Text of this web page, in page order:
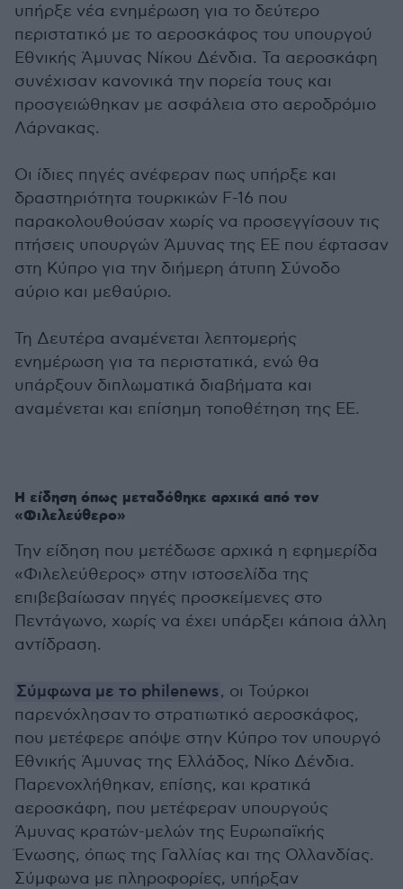
υπήρξε νέα ενημέρωση για το δεύτερο
περιστατικό με το αεροσκάφος του υπουργού
Εθνικής Άμυνας Νίκου Δένδια. Τα αεροσκάφη
συνέχισαν κανονικά την πορεία τους και
προσγειώθηκαν με ασφάλεια στο αεροδρόμιο
Λάρνακας.
Οι ίδιες πηγές ανέφεραν πως υπήρξε και
δραστηριότητα τουρκικών F-16 που
παρακολουθούσαν χωρίς να προσεγγίσουν τις
πτήσεις υπουργών Άμυνας της ΕΕ που έφτασαν
στη Κύπρο για την διήμερη άτυπη Σύνοδο
αύριο και μεθαύριο.
Τη Δευτέρα αναμένεται λεπτομερής
ενημέρωση για τα περιστατικά, ενώ θα
υπάρξουν διπλωματικά διαβήματα και
αναμένεται και επίσημη τοποθέτηση της ΕΕ.
Η είδηση όπως μεταδόθηκε αρχικά από τον
«Φιλελεύθερο»
Την είδηση που μετέδωσε αρχικά η εφημερίδα
«Φιλελεύθερος» στην ιστοσελίδα της
επιβεβαίωσαν πηγές προσκείμενες στο
Πεντάγωνο, χωρίς να έχει υπάρξει κάποια άλλη
αντίδραση.
Σύμφωνα με το philenews, oι Τούρκοι
παρενόχλησαν το στρατιωτικό αεροσκάφος,
που μετέφερε απόψε στην Κύπρο τον υπουργό
Εθνικής Άμυνας της Ελλάδος, Νίκο Δένδια.
Παρενοχλήθηκαν, επίσης, και κρατικά
αεροσκάφη, που μετέφεραν υπουργούς
Άμυνας κρατών-μελών της Ευρωπαϊκής
Ένωσης, όπως της Γαλλίας και της Ολλανδίας.
Σύμφωνα με πληροφορίες, υπήρξαν